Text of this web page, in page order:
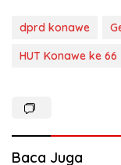
dprd konawe
HUT Konawe ke 66
Baca Juga